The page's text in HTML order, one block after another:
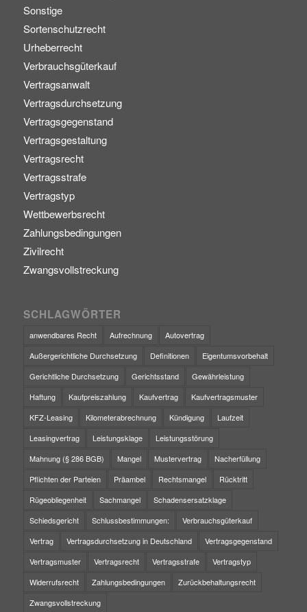
Sonstige
Sortenschutzrecht
Urheberrecht
Verbrauchsgüterkauf
Vertragsanwalt
Vertragsdurchsetzung
Vertragsgegenstand
Vertragsgestaltung
Vertragsrecht
Vertragsstrafe
Vertragstyp
Wettbewerbsrecht
Zahlungsbedingungen
Zivilrecht
Zwangsvollstreckung
SCHLAGWÖRTER
anwendbares Recht Aufrechnung
Autovertrag
Außergerichtliche Durchsetzung
Definitionen
Eigentumsvorbehalt
Gerichtliche Durchsetzung
Gerichtsstand
Gewährleistung
Haftung
Kaufpreiszahlung Kaufvertrag
Kaufvertragsmuster
KFZ-Leasing
Kilometerabrechnung Kündigung
Laufzeit
Leasingvertrag
Leistungsklage
Leistungsstörung
Mahnung (§ 286 BGB)
Mangel Mustervertrag
Nacherfüllung
Pflichten der Parteien
Präambel Rechtsmangel
Rücktritt
Rügeobliegenheit
Sachmangel
Schadensersatzklage
Schiedsgericht
Schlussbestimmungen:
Verbrauchsgüterkauf
Vertrag
Vertragsdurchsetzung in Deutschland
Vertragsgegenstand
Vertragsmuster
Vertragsrecht Vertragsstrafe
Vertragstyp
Widerrufsrecht
Zahlungsbedingungen
Zurückbehaltungsrecht
Zwangsvollstreckung